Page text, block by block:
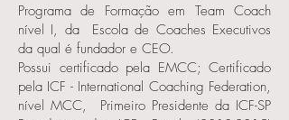
Programa de Formação em Team Coach
nível I, da Escola de Coaches Executivos
da qual é fundador e CEO.
Possui certificado pela EMCC; Certificado
pela ICF - International Coaching Federation,
nível MCC, Primeiro Presidente da ICF-SP